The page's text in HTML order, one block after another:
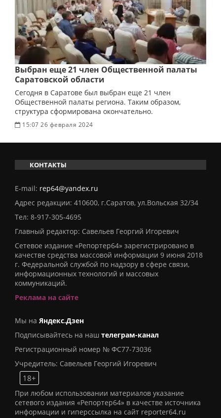
Выбран еще 21 член Общественной палаты
Саратовской области
Сегодня в Саратове был выбран еще 21 член
Общественной палаты региона. Таким образом,
структура сформирована окончательно.
15:07 26 февраля 2024
КОНТАКТЫ
E-mail: rep64@yandex.ru
Адрес редакции: 410600, г.Саратов, ул.Вольская 32/34
Тел: 8-917-305-4695
Главный редактор: Савельев Георгий Игоревич
Сетевое издание «Репортер64» зарегистрировано в
качестве средства массовой информации 9 июня 2018
г. Федеральной службой по надзору в сфере связи,
информационных технологий и массовых
коммуникаций.
Реклама на сайте
Мы на Яндекс.Дзен
Подписывайтесь на наш телеграм-канал
Регистрационный номер № ФС77-73036
Учредитель: Савельев Георгий Игоревич
18+
При любом использовании материалов указание
сетевого издания «Репортер64» в качестве источника
информации и гиперссылка на сайт reporter64.ru